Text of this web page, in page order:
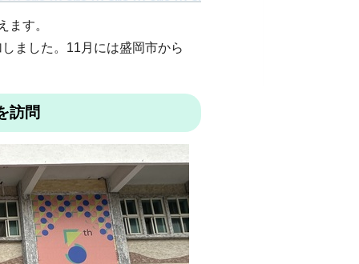
ます。
ました。11月には盛岡市から
訪問